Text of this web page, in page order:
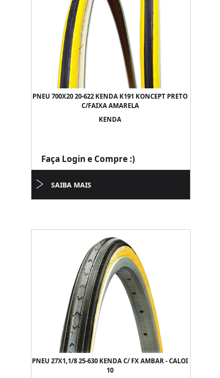
PNEU 700X20 20-622 KENDA K191 KONCEPT PRETO
C/FAIXA AMARELA
KENDA
Faça Login e Compre :)
SAIBA MAIS
PNEU 27X1,1/8 25-630 KENDA C/ FX AMBAR - CALOI
10